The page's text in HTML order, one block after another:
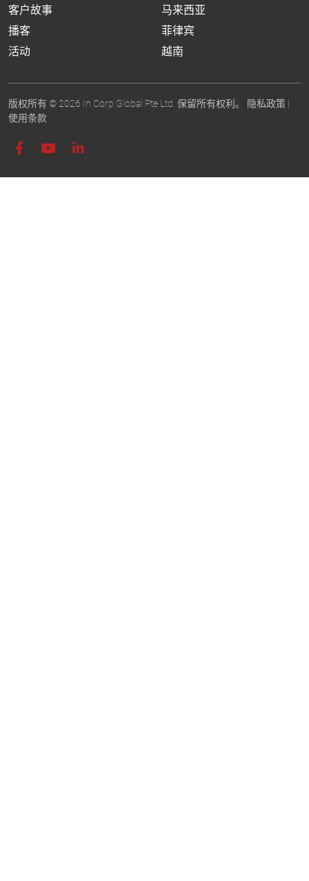
客户故事
播客
活动
马来西亚
菲律宾
越南
版权所有 © 2026 In.Corp Global Pte Ltd. 保留所有权利。 隐私政策 |
使用条款